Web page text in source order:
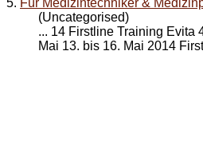
5. Für Medizintechniker &
(Uncategorised)
... 14 Firstline Training Evita
Mai 13. bis 16. Mai 2014